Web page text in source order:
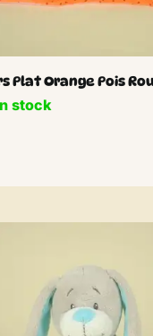
Plat Orange Pois
stock